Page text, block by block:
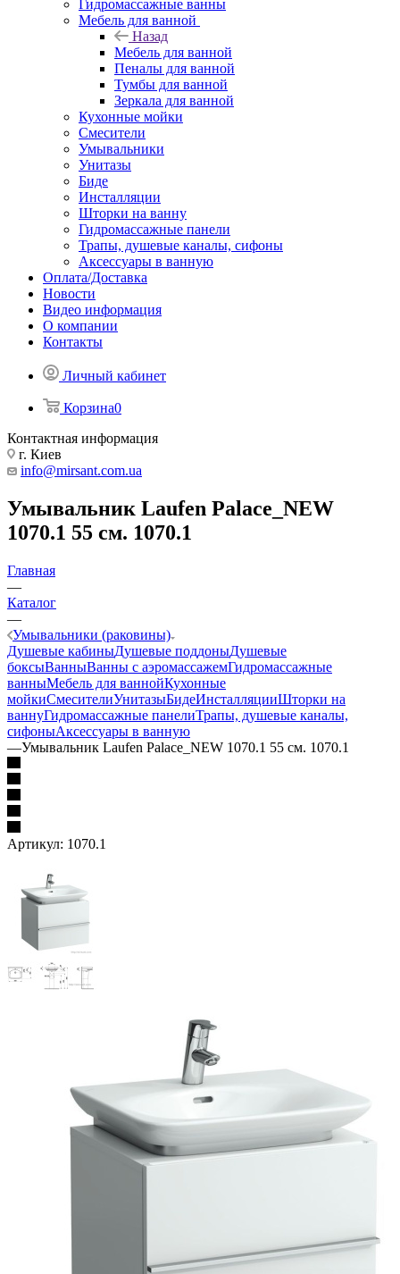
Гидромассажные ванны
Мебель для ванной
Назад
Мебель для ванной
Пеналы для ванной
Тумбы для ванной
Зеркала для ванной
Кухонные мойки
Смесители
Умывальники
Унитазы
Биде
Инсталляции
Шторки на ванну
Гидромассажные панели
Трапы, душевые каналы, сифоны
Аксессуары в ванную
Оплата/Доставка
Новости
Видео информация
О компании
Контакты
Личный кабинет
Корзина0
Контактная информация
г. Киев
info@mirsant.com.ua
Умывальник Laufen Palace_NEW
1070.1 55 см. 1070.1
Главная
—
Каталог
—
Умывальники (раковины)
Душевые кабиныДушевые поддоныДушевые
боксыВанныВанны с аэромассажемГидромассажные
ванныМебель для ваннойКухонные
мойкиСмесителиУнитазыБидеИнсталляцииШторки на
ваннуГидромассажные панелиТрапы, душевые каналы,
сифоныАксессуары в ванную
—Умывальник Laufen Palace_NEW 1070.1 55 см. 1070.1
Артикул: 1070.1